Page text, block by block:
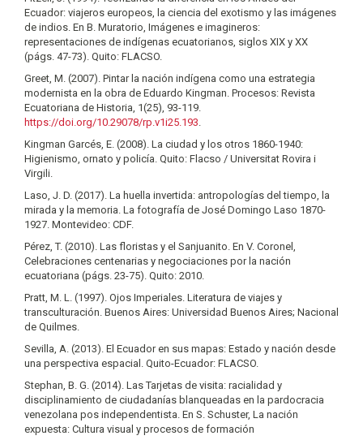
Ecuador: viajeros europeos, la ciencia del exotismo y las imágenes
de indios. En B. Muratorio, Imágenes e imagineros:
representaciones de indígenas ecuatorianos, siglos XIX y XX
(págs. 47-73). Quito: FLACSO.
Greet, M. (2007). Pintar la nación indígena como una estrategia
modernista en la obra de Eduardo Kingman. Procesos: Revista
Ecuatoriana de Historia, 1(25), 93-119.
https://doi.org/10.29078/rp.v1i25.193.
Kingman Garcés, E. (2008). La ciudad y los otros 1860-1940:
Higienismo, ornato y policía. Quito: Flacso / Universitat Rovira i
Virgili.
Laso, J. D. (2017). La huella invertida: antropologías del tiempo, la
mirada y la memoria. La fotografía de José Domingo Laso 1870-
1927. Montevideo: CDF.
Pérez, T. (2010). Las floristas y el Sanjuanito. En V. Coronel,
Celebraciones centenarias y negociaciones por la nación
ecuatoriana (págs. 23-75). Quito: 2010.
Pratt, M. L. (1997). Ojos Imperiales. Literatura de viajes y
transculturación. Buenos Aires: Universidad Buenos Aires; Nacional
de Quilmes.
Sevilla, A. (2013). El Ecuador en sus mapas: Estado y nación desde
una perspectiva espacial. Quito-Ecuador: FLACSO.
Stephan, B. G. (2014). Las Tarjetas de visita: racialidad y
disciplinamiento de ciudadanías blanqueadas en la pardocracia
venezolana pos independentista. En S. Schuster, La nación
expuesta: Cultura visual y procesos de formación